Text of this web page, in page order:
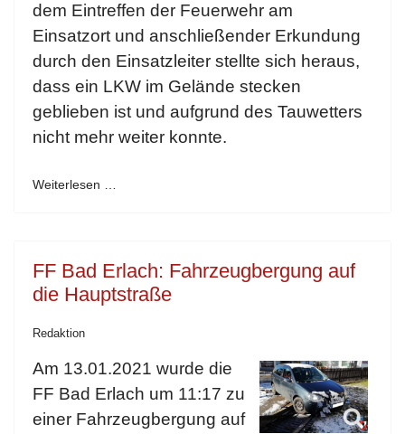
dem Eintreffen der Feuerwehr am
Einsatzort und anschließender Erkundung
durch den Einsatzleiter stellte sich heraus,
dass ein LKW im Gelände stecken
geblieben ist und aufgrund des Tauwetters
nicht mehr weiter konnte.
Weiterlesen …
FF Bad Erlach: Fahrzeugbergung auf
die Hauptstraße
Redaktion
Am 13.01.2021 wurde die
FF Bad Erlach um 11:17 zu
einer Fahrzeugbergung auf